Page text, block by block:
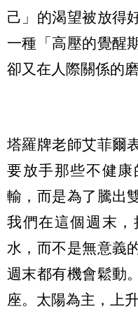
己」的渴望被放得
一種「高壓的覺醒
卻又在人際關係的
塔羅牌老師艾菲爾
要放手那些不健
輸，而是為了騰出
我們在這個週末
水，而不是無意義
週末都有機會鬆動
座。太陽為主，上